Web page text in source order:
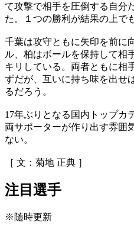
て攻撃で相手を圧倒する自分
た。１つの勝利が結果の上で
千葉は攻守ともに矢印を前に
ル、柏はボールを保持して相
キリしている。両者ともに相
ずだが、互いに持ち味を出せ
るだろう。
17年ぶりとなる国内トップカ
両サポーターが作り出す雰囲
ない。
［ 文：菊地 正典 ］
注目選手
※随時更新